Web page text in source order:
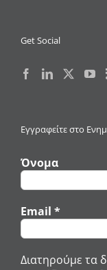
Get Social
Εγγραφείτε στο
Όνομα
Email *
Διατηρούμε τα